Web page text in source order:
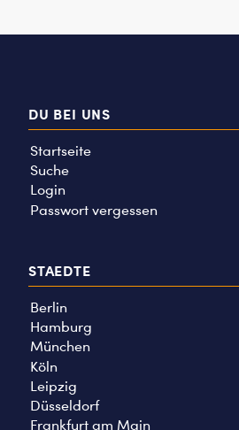
DU BEI UNS
Startseite
Suche
Login
Passwort vergessen
STAEDTE
Berlin
Hamburg
München
Köln
Leipzig
Düsseldorf
Frankfurt am Main